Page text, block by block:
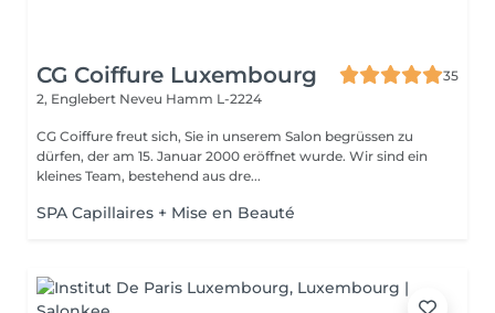
CG Coiffure Luxembourg
35
2, Englebert Neveu Hamm L-2224
CG Coiffure freut sich, Sie in unserem Salon begrüssen zu
dürfen, der am 15. Januar 2000 eröffnet wurde. Wir sind ein
kleines Team, bestehend aus dre...
SPA Capillaires + Mise en Beauté